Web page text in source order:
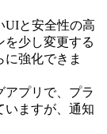
UIと安全性の高
を少し変更する
強化できま
アプリで、プラ
いますが、通知